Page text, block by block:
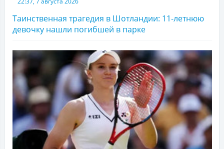
Таинственная трагедия в Шотландии: 11-летнюю
девочку нашли погибшей в парке